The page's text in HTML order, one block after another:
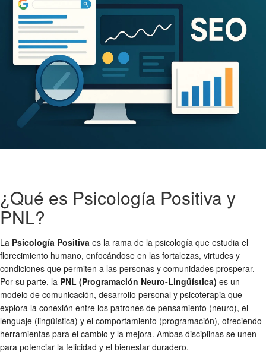
¿Qué es Psicología Positiva y
PNL?
La Psicología Positiva es la rama de la psicología que estudia el
florecimiento humano, enfocándose en las fortalezas, virtudes y
condiciones que permiten a las personas y comunidades prosperar.
Por su parte, la PNL (Programación Neuro-Lingüística) es un
modelo de comunicación, desarrollo personal y psicoterapia que
explora la conexión entre los patrones de pensamiento (neuro), el
lenguaje (lingüística) y el comportamiento (programación), ofreciendo
herramientas para el cambio y la mejora. Ambas disciplinas se unen
para potenciar la felicidad y el bienestar duradero.